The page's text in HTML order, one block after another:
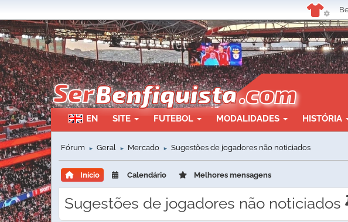
EN SITE FUTEBOL MODALIDADES HISTÓRIA
Fórum ► Geral ► Mercado ► Sugestões de jogadores não noticiados
Início Calendário Melhores mensagens
Sugestões de jogadores não noticiados